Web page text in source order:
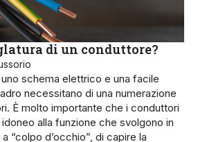
di un conduttore?
uno schema elettrico e una facile
necessitano di una numerazione
È molto importante che i conduttori
alla funzione che svolgono in
“colpo d’occhio”, di capire la